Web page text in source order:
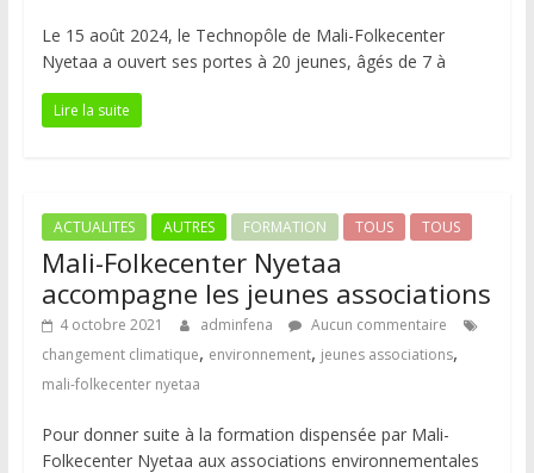
Le 15 août 2024, le Technopôle de Mali-Folkecenter
Nyetaa a ouvert ses portes à 20 jeunes, âgés de 7 à
Lire la suite
ACTUALITES AUTRES FORMATION TOUS TOUS
Mali-Folkecenter Nyetaa
accompagne les jeunes associations
4 octobre 2021 adminfena
Aucun commentaire
changement climatique, environnement, jeunes associations,
mali-folkecenter nyetaa
Pour donner suite à la formation dispensée par Mali-
Folkecenter Nyetaa aux associations environnementales